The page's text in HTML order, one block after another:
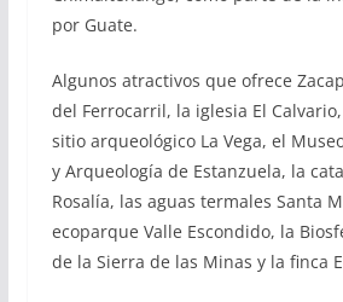
por Guate.
Algunos atractivos que ofrece
del Ferrocarril, la iglesia El
sitio arqueológico La Vega, el
y Arqueología de Estanzuela, la
Rosalía, las aguas termales Santa
ecoparque Valle Escondido, la
de la Sierra de las Minas y la finca